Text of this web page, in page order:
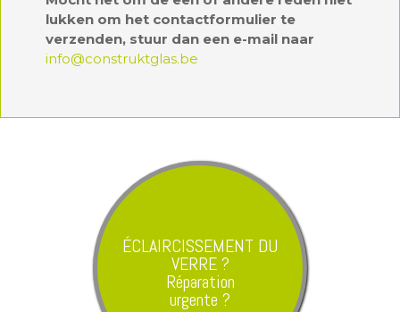
lukken om het contactformulier te
verzenden, stuur dan een e-mail naar
info@construktglas.be
ÉCLAIRCISSEMENT DU
VERRE ?
Réparation
urgente ?